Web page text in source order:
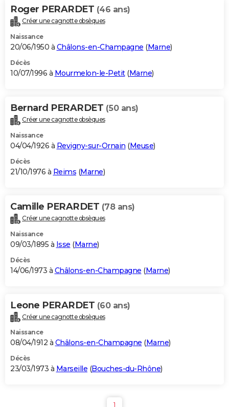
Roger PERARDET (46 ans)
Créer une cagnotte obsèques
Naissance
20/06/1950 à Châlons-en-Champagne (Marne)
Décès
10/07/1996 à Mourmelon-le-Petit(Marne)
Bernard PERARDET (50 ans)
Créer une cagnotte obsèques
Naissance
04/04/1926 à Revigny-sur-Ornain (Meuse)
Décès
21/10/1976 à Reims (Marne)
Camille PERARDET (78 ans)
Créer une cagnotte obsèques
Naissance
09/03/1895 à Isse (Marne)
Décès
14/06/1973 à Châlons-en-Champagne (Marne)
Leone PERARDET (60 ans)
Créer une cagnotte obsèques
Naissance
08/04/1912 à Châlons-en-Champagne (Marne)
Décès
23/03/1973 à Marseille (Bouches-du-Rhône)
1